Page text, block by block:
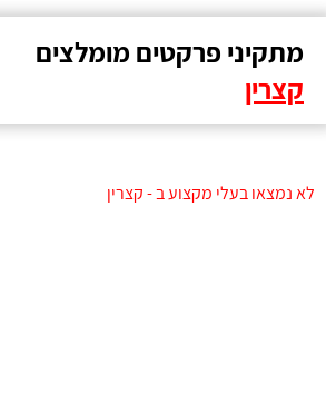
מתקיני פרקטים מומלצים
קצרין
לא נמצאו בעלי מקצוע ב - קצרין